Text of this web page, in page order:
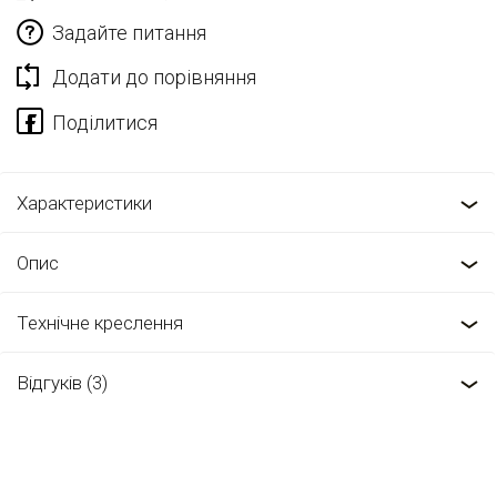
Задайте питання
Додати до порівняння
Характеристики
Опис
Технічне креслення
Відгуків (3)